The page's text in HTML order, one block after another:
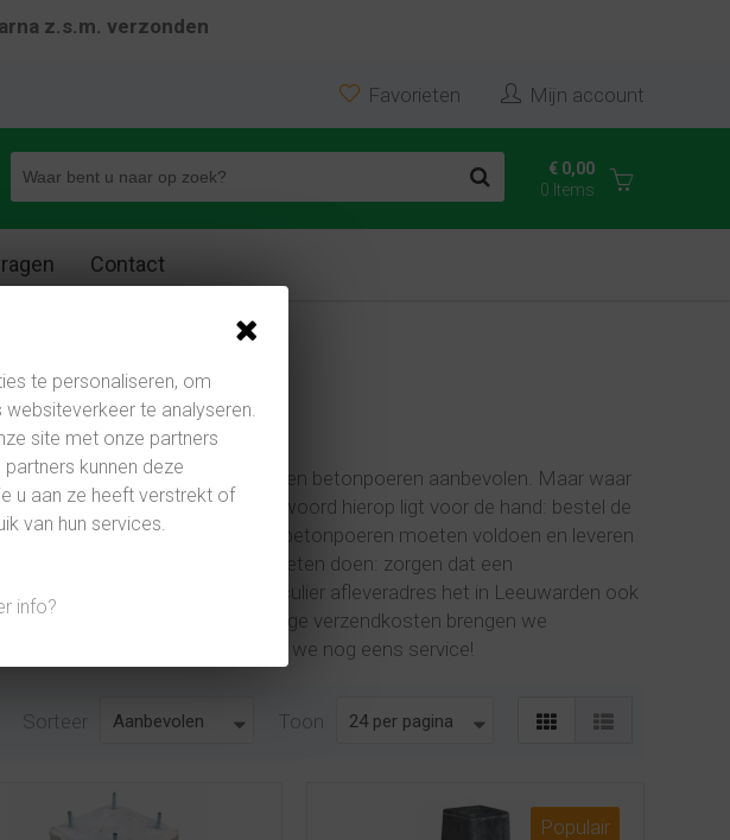
z.s.m. verzonden
Favorieten Mijn account
€ 0,00
0 Items
Contact
diverse bouwconstructies worden betonpoeren aanbevolen. Maar waar
in Leeuwarden? Het antwoord hierop ligt voor de hand: bestel de
weten exact aan welke eisen betonpoeren moeten voldoen en leveren
poeren die dat doen wat ze moeten doen: zorgen dat een
Op welke bouwlocatie of particulier afleveradres het in Leeuwarden ook
Nederland en België. Tegen lage verzendkosten brengen we
bij jou aan huis. Dat noemen we nog eens service!
Toon
Sorteer
Populair
te personaliseren, om
te analyseren.
site met onze partners
kunnen deze
u aan ze heeft verstrekt of
van hun services.
info?